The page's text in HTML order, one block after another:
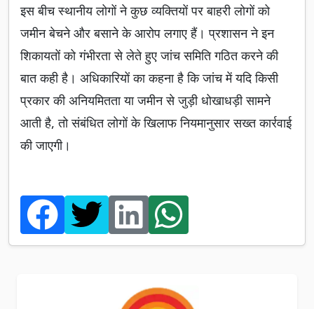
इस बीच स्थानीय लोगों ने कुछ व्यक्तियों पर बाहरी लोगों को
जमीन बेचने और बसाने के आरोप लगाए हैं। प्रशासन ने इन
शिकायतों को गंभीरता से लेते हुए जांच समिति गठित करने की
बात कही है। अधिकारियों का कहना है कि जांच में यदि किसी
प्रकार की अनियमितता या जमीन से जुड़ी धोखाधड़ी सामने
आती है, तो संबंधित लोगों के खिलाफ नियमानुसार सख्त कार्रवाई
की जाएगी।